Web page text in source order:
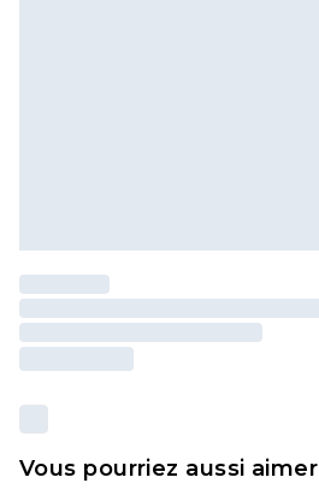
Vous pourriez aussi aimer